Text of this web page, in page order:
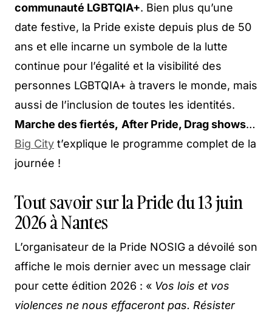
communauté LGBTQIA+. Bien plus qu’une
date festive, la Pride existe depuis plus de 50
ans et elle incarne un symbole de la lutte
continue pour l’égalité et la visibilité des
personnes LGBTQIA+ à travers le monde, mais
aussi de l’inclusion de toutes les identités.
Marche des fiertés, After Pride, Drag shows…
Big City t’explique le programme complet de la
journée !
Tout savoir sur la Pride du 13 juin
2026 à Nantes
L’organisateur de la Pride NOSIG a dévoilé son
affiche le mois dernier avec un message clair
pour cette édition 2026 : « Vos lois et vos
violences ne nous effaceront pas. Résister